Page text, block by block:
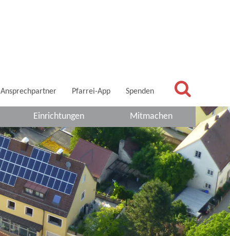
Ansprechpartner Pfarrei-App Spenden
Einrichtungen Mitmachen